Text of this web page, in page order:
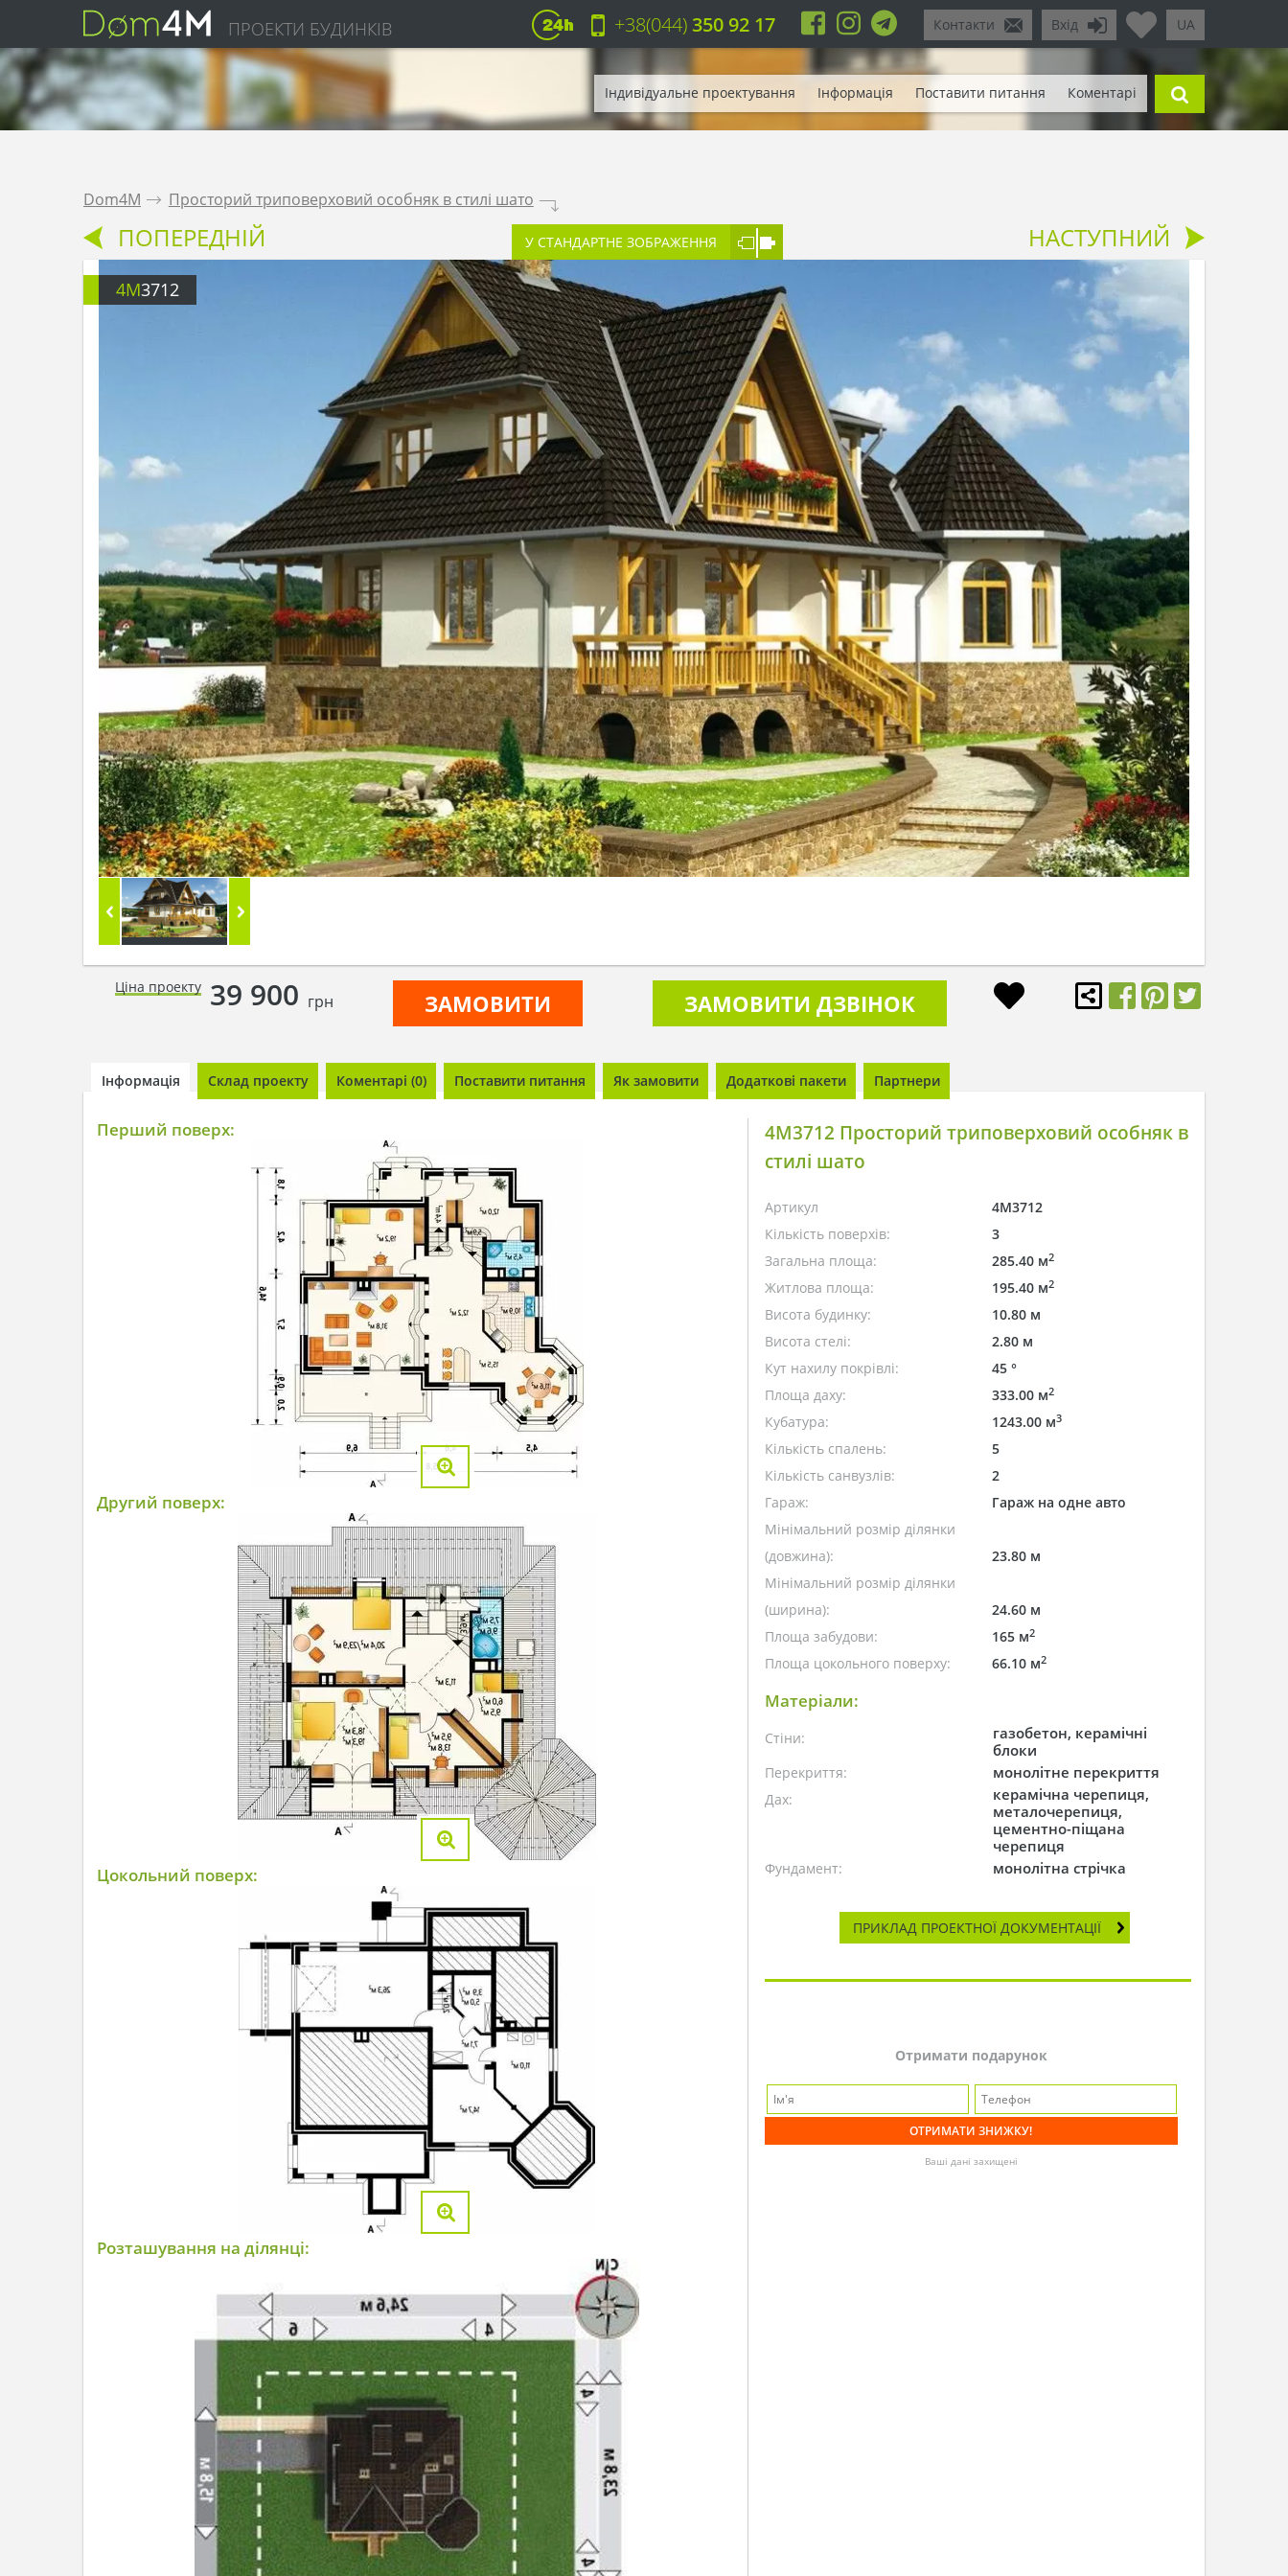
ПРОЕКТИ БУДИНКІВ UA
Вхід
Контакти
+38(044)350 92 17
Індивідуальне проектування Інформація Поставити питання Коментарі
Dom4M . Просторий триповерховий особняк в стилі шато .
ПОПЕРЕДНІЙ У СТАНДАРТНЕ ЗОБРАЖЕННЯ НАСТУПНИЙ
4M3712
Ціна проекту 39 900 грн ЗАМОВИТИ ЗАМОВИТИ ДЗВІНОК
Інформація Склад проекту Коментарі (0) Поставити питання Як замовити Додаткові пакети Партнери
Перший поверх:
Другий поверх:
Цокольний поверх:
Розташування на ділянці:
4M3712 Просторий триповерховий особняк в
стилі шато
Артикул
4M3712
Кількість поверхів:
3
Загальна площа:
285.40 м2
Житлова площа: 195.40 м2
Висота будинку:
10.80 м
Висота стелі:
2.80 м
Кут нахилу покрівлі:
45 °
Площа даху:
333.00 м2
Кубатура: 1243.00 м3
Кількість спалень:
5
Кількість санвузлів:
2
Гараж:
Гараж на одне авто
Мінімальний розмір ділянки
(довжина):
23.80 м
Мінімальний розмір ділянки
(ширина):
24.60 м
Площа забудови:
165 м2
Площа цокольного поверху: 66.10 м2
Матеріали:
Стіни:
газобетон, керамічні
блоки
Перекриття: монолітне перекриття
Дах:
керамічна черепиця,
металочерепиця,
цементно-піщана
черепиця
Фундамент: монолітна стрічка
ПРИКЛАД ПРОЕКТНОЇ ДОКУМЕНТАЦІЇ
Отримати подарунок
Ваші дані захищені